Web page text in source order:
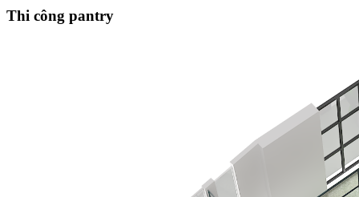
Thi công pantry